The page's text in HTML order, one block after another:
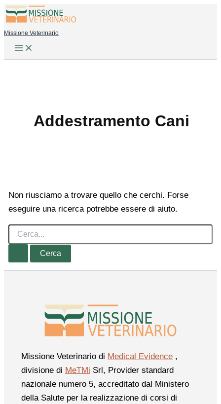
Vai
al
contenuto
Missione Veterinario
Addestramento Cani
Non riusciamo a trovare quello che cerchi. Forse
eseguire una ricerca potrebbe essere di aiuto.
Cerca:
Missione Veterinario di Medical Evidence ,
divisione di MeTMi Srl, Provider standard
nazionale numero 5, accreditato dal Ministero
della Salute per la realizzazione di corsi di